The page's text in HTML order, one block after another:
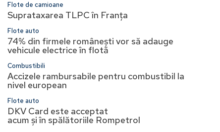
Flote de camioane
Suprataxarea TLPC în Franța
Flote auto
74% din firmele românești vor să adauge
vehicule electrice în flotă
Combustibili
Accizele rambursabile pentru combustibil la
nivel european
Flote auto
DKV Card este acceptat
acum și în spălătoriile Rompetrol